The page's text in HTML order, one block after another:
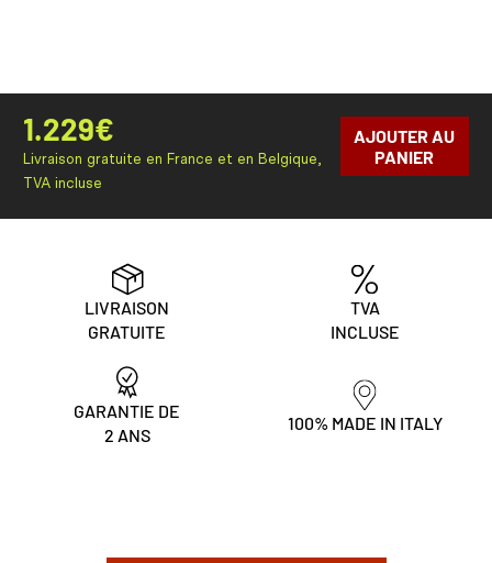
1.229€
Livraison gratuite en France et en Belgique,
TVA incluse
AJOUTER AU
PANIER
LIVRAISON
GRATUITE
TVA
INCLUSE
GARANTIE DE
2 ANS
100% MADE IN ITALY